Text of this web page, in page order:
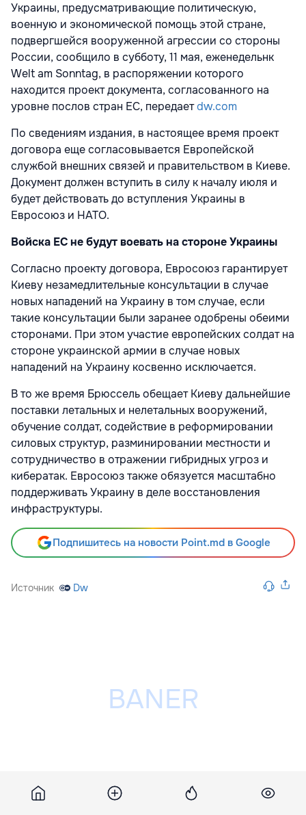
Украины, предусматривающие политическую,
военную и экономической помощь этой стране,
подвергшейся вооруженной агрессии со стороны
России, сообщило в субботу, 11 мая, еженедельнк
Welt am Sonntag, в распоряжении которого
находится проект документа, согласованного на
уровне послов стран ЕС, передаетdw.com
По сведениям издания, в настоящее время проект
договора еще согласовывается Европейской
службой внешних связей и правительством в Киеве.
Документ должен вступить в силу к началу июля и
будет действовать до вступления Украины в
Евросоюз и НАТО.
Войска ЕС не будут воевать на стороне Украины
Согласно проекту договора, Евросоюз гарантирует
Киеву незамедлительные консультации в случае
новых нападений на Украину в том случае, если
такие консультации были заранее одобрены обеими
сторонами. При этом участие европейских солдат на
стороне украинской армии в случае новых
нападений на Украину косвенно исключается.
В то же время Брюссель обещает Киеву дальнейшие
поставки летальных и нелетальных вооружений,
обучение солдат, содействие в реформировании
силовых структур, разминировании местности и
сотрудничество в отражении гибридных угроз и
кибератак. Евросоюз также обязуется масштабно
поддерживать Украину в деле восстановления
инфраструктуры.
Подпишитесь на новости Point.md в Google
Источник Dw
Разместить рекламу на сайте